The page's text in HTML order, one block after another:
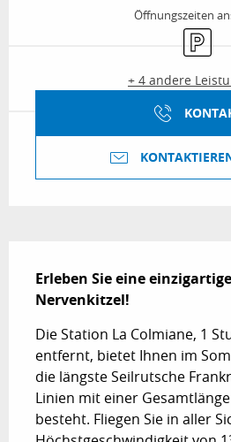
Öffnungszeiten
Parkplatz
+ 4 andere
Erleben Sie eine
Nervenkitzel!
Die Station La Colmiane, 1
entfernt, bietet Ihnen im
die längste Seilrutsche
Linien mit einer
besteht. Fliegen Sie in aller